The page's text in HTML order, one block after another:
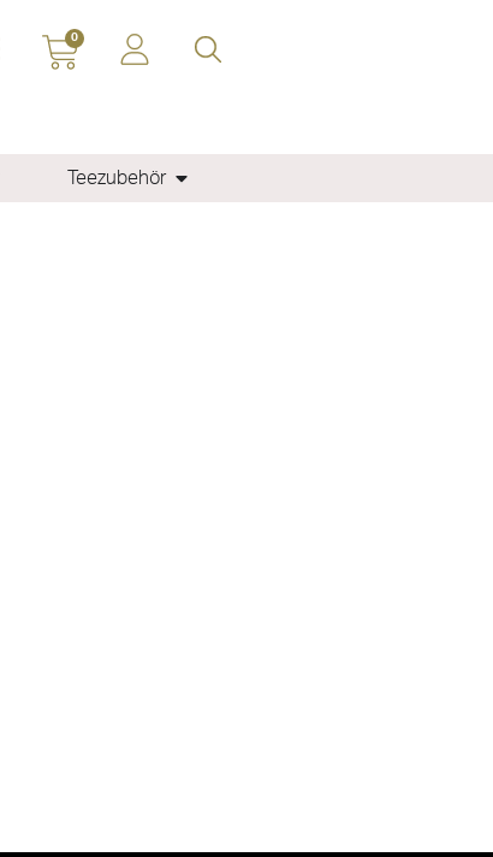
0
Teezubehör